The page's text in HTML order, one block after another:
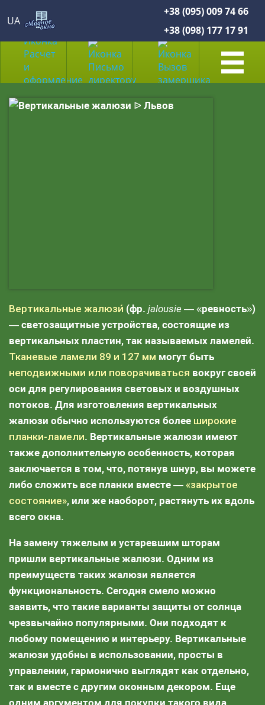
UA
+38 (095) 009 74 66
+38 (098) 177 17 91
Вертикальные жалюзи́ (фр. jalousie — «ревность»)
— светозащитные устройства, состоящие из
вертикальных пластин, так называемых ламелей.
Тканевые ламели 89 и 127 мм могут быть
неподвижными или поворачиваться вокруг своей
оси для регулирования световых и воздушных
потоков. Для изготовления вертикальных
жалюзи обычно используются более широкие
планки-ламели. Вертикальные жалюзи имеют
также дополнительную особенность, которая
заключается в том, что, потянув шнур, вы можете
либо сложить все планки вместе — «закрытое
состояние», или же наоборот, растянуть их вдоль
всего окна.
На замену тяжелым и устаревшим шторам
пришли вертикальные жалюзи. Одним из
преимуществ таких жалюзи является
функциональность. Сегодня смело можно
заявить, что такие варианты защиты от солнца
чрезвычайно популярными. Они подходят к
любому помещению и интерьеру. Вертикальные
жалюзи удобны в использовании, просты в
управлении, гармонично выглядят как отдельно,
так и вместе с другим оконным декором. Еще
одним аргументом для покупки такого вида